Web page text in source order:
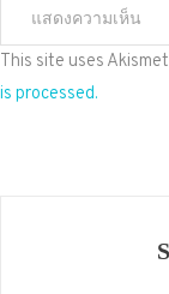
This site uses
is processed.